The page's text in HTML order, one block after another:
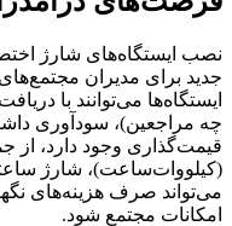
نصب ایستگاه‌های شارژ
جدید برای مدیران
ایستگاه‌ها می‌توانند با
چه مراجعین)، سودآوری
قیمت‌گذاری وجود دارد،
(کیلووات‌ساعت)، شارژ
می‌تواند صرف هزینه‌های
امکانات مجتمع شود.